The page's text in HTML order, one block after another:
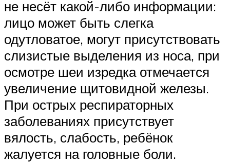
не несёт какой-либо информации:
лицо может быть слегка
одутловатое, могут присутствовать
слизистые выделения из носа, при
осмотре шеи изредка отмечается
увеличение щитовидной железы.
При острых респираторных
заболеваниях присутствует
вялость, слабость, ребёнок
жалуется на головные боли.